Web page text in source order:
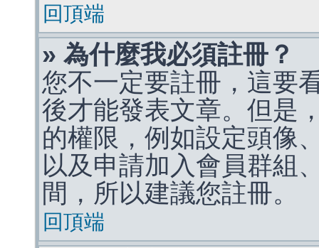
回頂端
» 為什麼我必須註冊？
您不一定要註冊，這要
後才能發表文章。但是
的權限，例如設定頭像
以及申請加入會員群組
間，所以建議您註冊。
回頂端